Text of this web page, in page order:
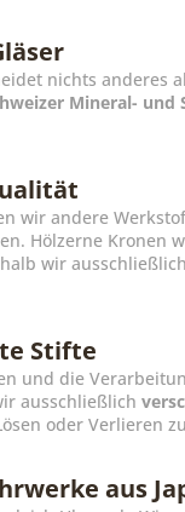
nichts anderes
Mineral- und
wir andere
Hölzerne Kronen
wir
Stifte
und die
ausschließlich
oder Verlieren
aus